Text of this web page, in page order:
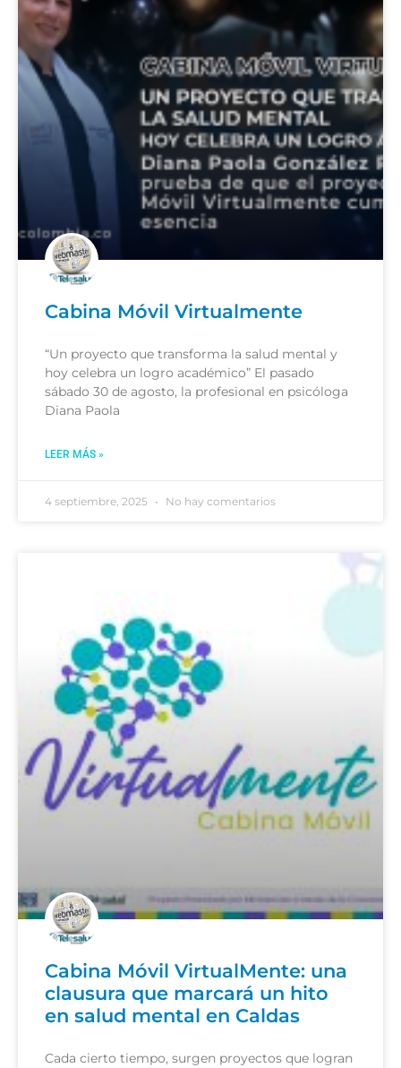
Cabina Móvil Virtualmente
“Un proyecto que transforma la salud mental y
hoy celebra un logro académico” El pasado
sábado 30 de agosto, la profesional en psicóloga
Diana Paola
LEER MÁS »
4 septiembre, 2025 No hay comentarios
Cabina Móvil VirtualMente: una
clausura que marcará un hito
en salud mental en Caldas
Cada cierto tiempo, surgen proyectos que logran